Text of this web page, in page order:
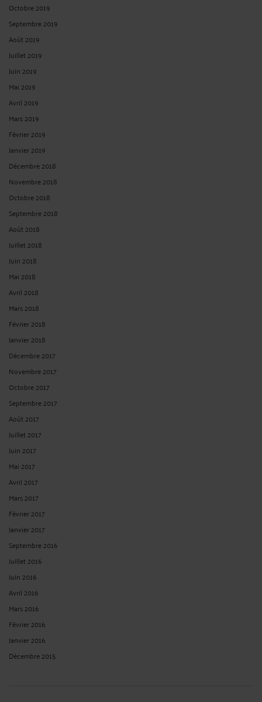
Octobre 2019
Septembre 2019
Août 2019
Juillet 2019
Juin 2019
Mai 2019
Avril 2019
Mars 2019
Février 2019
Janvier 2019
Décembre 2018
Novembre 2018
Octobre 2018
Septembre 2018
Août 2018
Juillet 2018
Juin 2018
Mai 2018
Avril 2018
Mars 2018
Février 2018
Janvier 2018
Décembre 2017
Novembre 2017
Octobre 2017
Septembre 2017
Août 2017
Juillet 2017
Juin 2017
Mai 2017
Avril 2017
Mars 2017
Février 2017
Janvier 2017
Septembre 2016
Juillet 2016
Juin 2016
Avril 2016
Mars 2016
Février 2016
Janvier 2016
Décembre 2015